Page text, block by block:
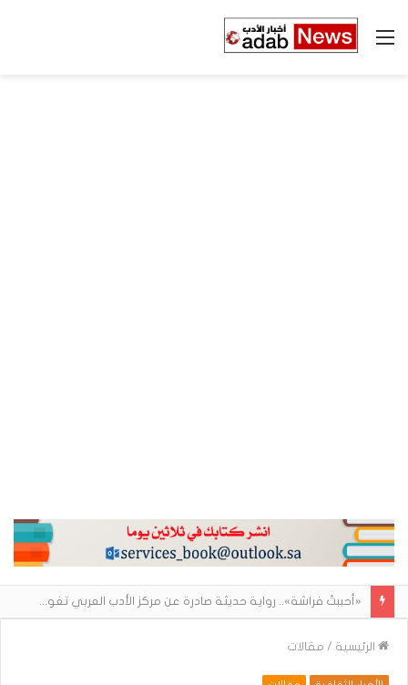
القائمة
«أحببتُ فراشة».. رواية حديثة صادرة عن مركز الأدب العربي تغوص في هشاشة الحب وصراعات الذات
الرئيسية / مقالات